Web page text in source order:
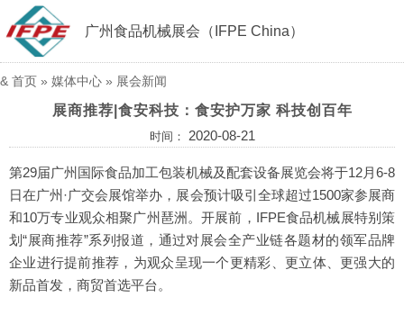
广州食品机械展会（IFPE China）
& 首页 » 媒体中心 » 展会新闻
展商推荐|食安科技：食安护万家 科技创百年
时间： 2020-08-21
第29届广州国际食品加工包装机械及配套设备展览会将于12月6-8
日在广州·广交会展馆举办，展会预计吸引全球超过1500家参展商
和10万专业观众相聚广州琶洲。开展前，IFPE食品机械展特别策
划“展商推荐”系列报道，通过对展会全产业链各题材的领军品牌
企业进行提前推荐，为观众呈现一个更精彩、更立体、更强大的
新品首发，商贸首选平台。